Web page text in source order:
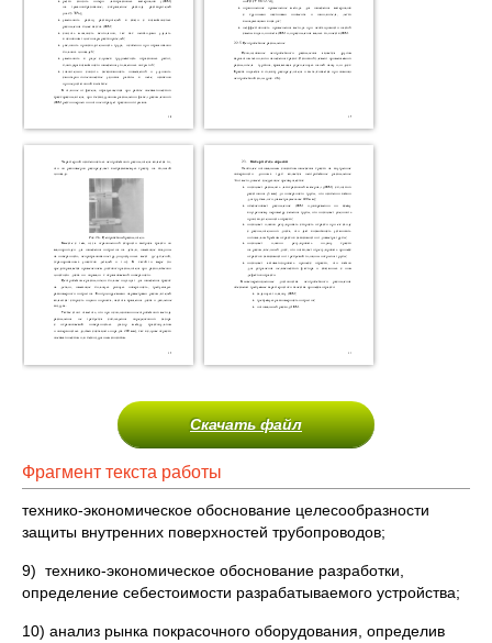
Скачать файл
Фрагмент текста работы
технико-экономическое обоснование целесообразности
защиты внутренних поверхностей трубопроводов;
9) технико-экономическое обоснование разработки,
определение себестоимости разрабатываемого устройства;
10) анализ рынка покрасочного оборудования, определив